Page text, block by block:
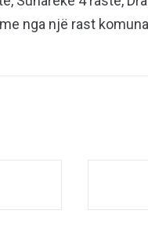
nga një rast